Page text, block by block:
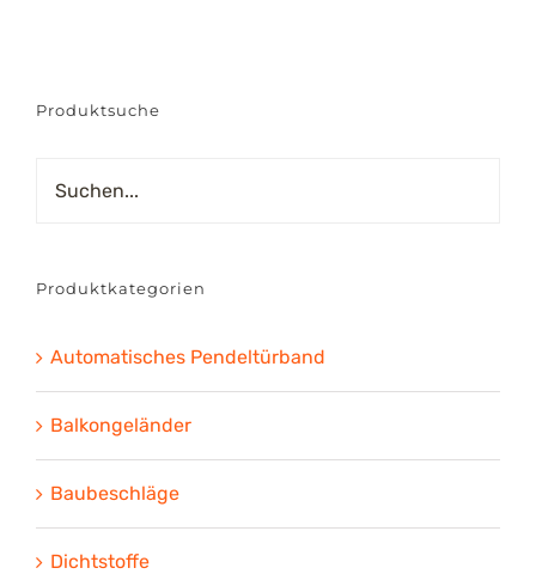
Produktsuche
Produktkategorien
Automatisches Pendeltürband
Balkongeländer
Baubeschläge
Dichtstoffe